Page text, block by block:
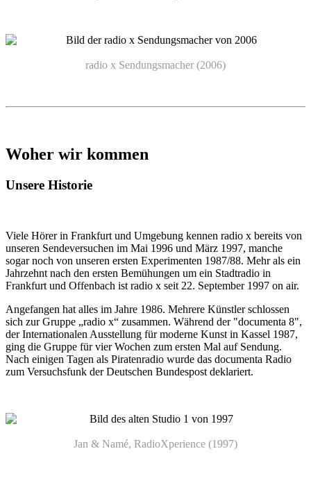
radio x Sendungsmacher (2006)
Woher wir kommen
Unsere Historie
Viele Hörer in Frankfurt und Umgebung kennen radio x bereits von
unseren Sendeversuchen im Mai 1996 und März 1997, manche
sogar noch von unseren ersten Experimenten 1987/88. Mehr als ein
Jahrzehnt nach den ersten Bemühungen um ein Stadtradio in
Frankfurt und Offenbach ist radio x seit 22. September 1997 on air.
Angefangen hat alles im Jahre 1986. Mehrere Künstler schlossen
sich zur Gruppe „radio x“ zusammen. Während der "documenta 8",
der Internationalen Ausstellung für moderne Kunst in Kassel 1987,
ging die Gruppe für vier Wochen zum ersten Mal auf Sendung.
Nach einigen Tagen als Piratenradio wurde das documenta Radio
zum Versuchsfunk der Deutschen Bundespost deklariert.
Jan & Namé, RadioXperience (1997)